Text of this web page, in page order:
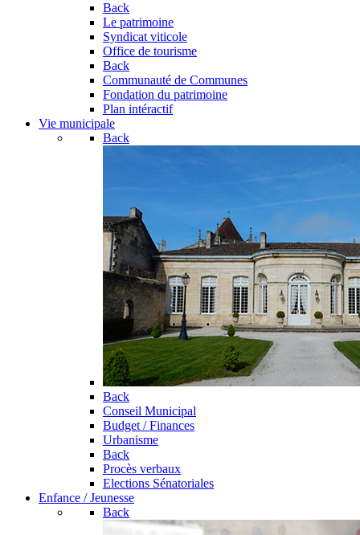
Back
Le patrimoine
Syndicat viticole
Office de tourisme
Back
Communauté de Communes
Fondation du patrimoine
Plan intéractif
Vie municipale
Back
Back
Conseil Municipal
Budget / Finances
Urbanisme
Back
Procès verbaux
Elections Sénatoriales
Enfance / Jeunesse
Back